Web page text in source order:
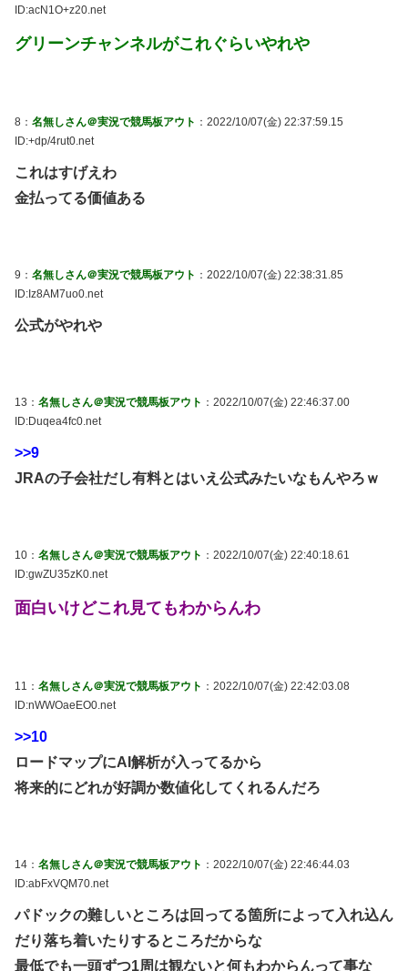
ID:acN1O+z20.net
グリーンチャンネルがこれぐらいやれや
8： 名無しさん＠実況で競馬板アウト ：2022/10/07(金) 22:37:59.15
ID:+dp/4rut0.net
これはすげえわ
金払ってる価値ある
9： 名無しさん＠実況で競馬板アウト ：2022/10/07(金) 22:38:31.85
ID:Iz8AM7uo0.net
公式がやれや
13： 名無しさん＠実況で競馬板アウト ：2022/10/07(金) 22:46:37.00
ID:Duqea4fc0.net
>>9
JRAの子会社だし有料とはいえ公式みたいなもんやろｗ
10： 名無しさん＠実況で競馬板アウト ：2022/10/07(金) 22:40:18.61
ID:gwZU35zK0.net
面白いけどこれ見てもわからんわ
11： 名無しさん＠実況で競馬板アウト ：2022/10/07(金) 22:42:03.08
ID:nWWOaeEO0.net
>>10
ロードマップにAI解析が入ってるから
将来的にどれが好調か数値化してくれるんだろ
14： 名無しさん＠実況で競馬板アウト ：2022/10/07(金) 22:46:44.03
ID:abFxVQM70.net
パドックの難しいところは回ってる箇所によって入れ込ん
だり落ち着いたりするところだからな
最低でも一頭ずつ1周は観ないと何もわからんって事な